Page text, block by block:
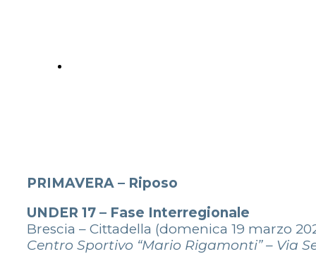
PRIMAVERA – Riposo
UNDER 17 – Fase Interregionale
Brescia – Cittadella (domenica 19 marzo
Centro Sportivo “Mario Rigamonti” – Via